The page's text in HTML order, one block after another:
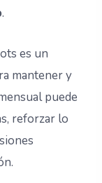
.
es un
mantener y
puede
reforzar lo